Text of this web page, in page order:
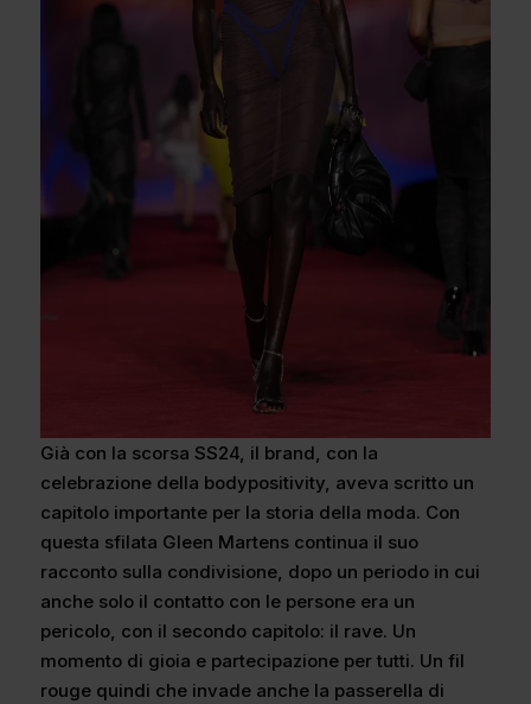
Già con la scorsa SS24, il brand, con la
celebrazione della bodypositivity, aveva scritto un
capitolo importante per la storia della moda. Con
questa sfilata Gleen Martens continua il suo
racconto sulla condivisione, dopo un periodo in cui
anche solo il contatto con le persone era un
pericolo, con il secondo capitolo: il rave. Un
momento di gioia e partecipazione per tutti. Un fil
rouge quindi che invade anche la passerella di